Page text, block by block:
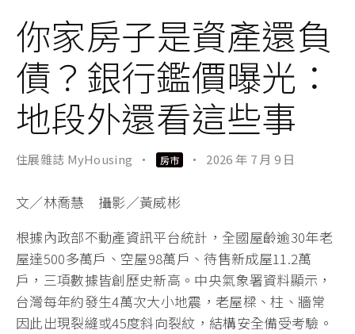
你家房子是資產還負
債？銀行鑑價曝光：
地段外還看這些事
住展雜誌 MyHousing · 房市 · 2026 年 7 月 9 日
文／林喬慧 攝影／黃威彬
根據內政部不動產資訊平台統計，全國屋齡逾30年老
屋達500多萬戶、空屋98萬戶、待售新成屋11.2萬
戶，三項數據皆創歷史新高。中央氣象署資料顯示，
台灣每年約發生4萬次大小地震，老屋樑、柱、牆常
因此出現裂縫或45度斜向裂紋，結構安全備受考驗。